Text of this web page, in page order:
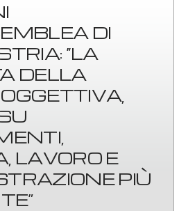
DI
“LA
DELLA
LAVORO E
PIÙ